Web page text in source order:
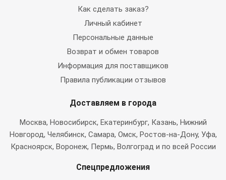
Как сделать заказ?
Личный кабинет
Персональные данные
Возврат и обмен товаров
Информация для поставщиков
Правила публикации отзывов
Доставляем в города
Москва, Новосибирск, Екатеринбург, Казань, Нижний
Новгород, Челябинск, Самара, Омск, Ростов-на-Дону, Уфа,
Красноярск, Воронеж, Пермь, Волгоград и по всей России
Спецпредложения